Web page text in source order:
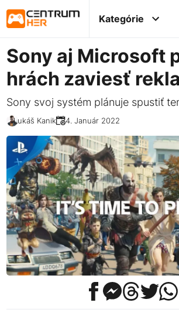
Kategórie
Sony aj Microsoft
hrách zaviesť
Sony svoj systém plánuje spustiť
Lukáš Kanik 24. Január 2022